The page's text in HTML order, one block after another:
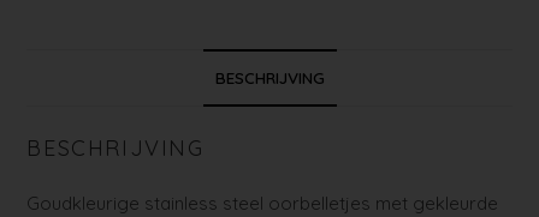
BESCHRIJVING
BESCHRIJVING
Goudkleurige stainless steel oorbelletjes met gekleurde